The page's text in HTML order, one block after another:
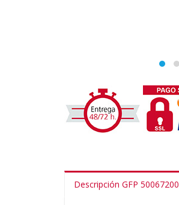
Descripción GFP 50067200